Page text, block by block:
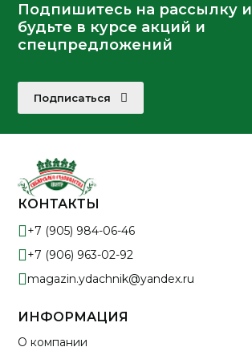
Подпишитесь на рассылку и
будьте в курсе акций и
спецпредложений
Подписаться
КОНТАКТЫ
+7 (905) 984-06-46
+7 (906) 963-02-92
magazin.ydachnik@yandex.ru
ИНФОРМАЦИЯ
О компании